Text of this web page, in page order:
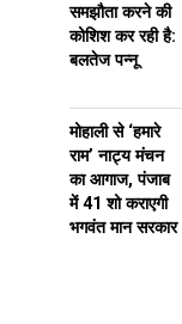
समझौता करने की
कोशिश कर रही है:
बलतेज पन्नू
मोहाली से ‘हमारे
राम’ नाट्य मंचन
का आगाज, पंजाब
में 41 शो कराएगी
भगवंत मान सरकार